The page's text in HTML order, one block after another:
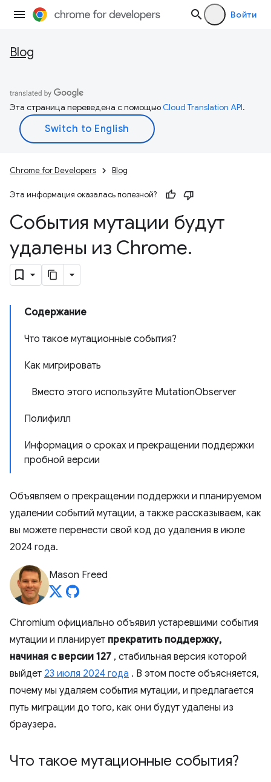
Войти
Blog
Эта страница переведена с помощьюCloud Translation API.
Chrome for Developers Blog
Эта информация оказалась полезной?
События мутации будут
удалены из Chrome.
Содержание
Что такое мутационные события?
Как мигрировать
Вместо этого используйте MutationObserver
Полифилл
Информация о сроках и прекращении поддержки
пробной версии
Объявляем о прекращении поддержки и планируемом
удалении событий мутации, а также рассказываем, как
вы можете перенести свой код до удаления в июле
2024 года.
Mason Freed
Chromium официально объявил устаревшими события
мутации и планирует прекратить поддержку,
начиная с версии 127 , стабильная версия которой
выйдет 23 июля 2024 года . В этом посте объясняется,
почему мы удаляем события мутации, и предлагается
путь миграции до того, как они будут удалены из
браузера.
Что такое мутационные события?